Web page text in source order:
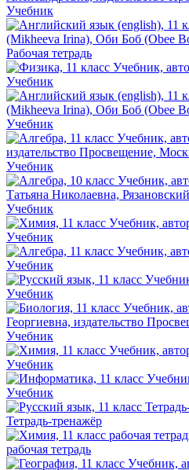
Учебник
Рабочая тетрадь
Учебник
Учебник
Учебник
Учебник
Учебник
Учебник
Учебник
Учебник
Учебник
Учебник
Тетрадь-тренажёр
рабочая тетрадь